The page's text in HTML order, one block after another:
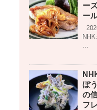
ー
ー
…
ぼ
の
フ